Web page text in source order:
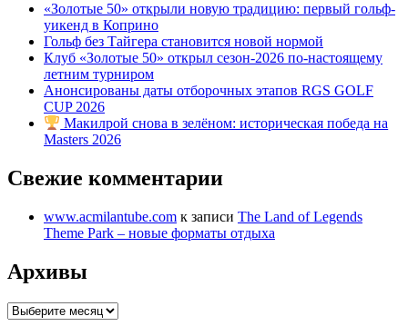
«Золотые 50» открыли новую традицию: первый гольф-
уикенд в Коприно
Гольф без Тайгера становится новой нормой
Клуб «Золотые 50» открыл сезон-2026 по-настоящему
летним турниром
Анонсированы даты отборочных этапов RGS GOLF
CUP 2026
Макилрой снова в зелёном: историческая победа на
Masters 2026
Свежие комментарии
www.acmilantube.com к записи The Land of Legends
Theme Park – новые форматы отдыха
Архивы
Архивы